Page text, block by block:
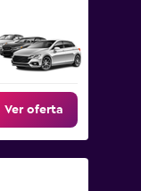
Ver oferta